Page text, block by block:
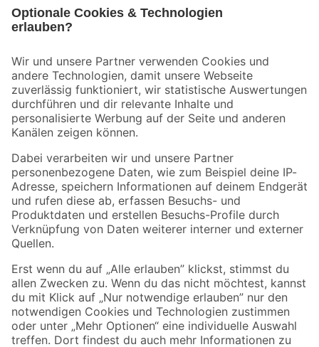
Der toom Newsletter: Keine Angebote und Aktionen mehr verpassen!
Zur Newsletter Anmeldung
Folge uns
Zahlungsarten Versandarten
Sicher einkaufen
Jetzt die toom-App herunterladen